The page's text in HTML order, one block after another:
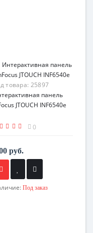
товара: 25897
панель
JTOUCH INF6540e
0
руб.
Под заказ